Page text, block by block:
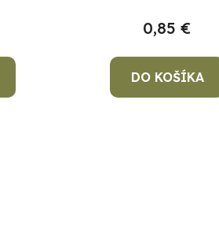
0,85 €
DO KOŠÍKA